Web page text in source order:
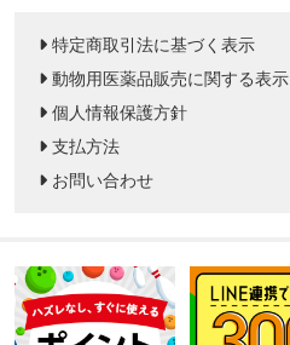
特定商取引法に基づく表示
動物用医薬品販売に関する表示
個人情報保護方針
支払方法
お問い合わせ